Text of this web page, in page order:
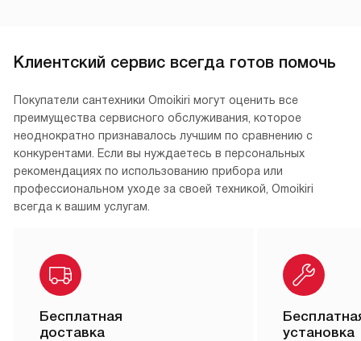
Клиентский сервис всегда готов помочь
Покупатели сантехники Omoikiri могут оценить все
преимущества сервисного обслуживания, которое
неоднократно признавалось лучшим по сравнению с
конкурентами. Если вы нуждаетесь в персональных
рекомендациях по использованию прибора или
профессиональном уходе за своей техникой, Omoikiri
всегда к вашим услугам.
Бесплатная
доставка
установка